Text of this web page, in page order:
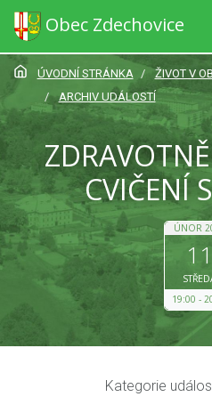
Obec Zdechovice
ÚVODNÍ STRÁNKA ŽIVOT V
ARCHIV UDÁLOSTÍ
CVIČENÍ
ÚNOR
11
19:00
Kategorie